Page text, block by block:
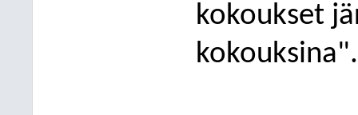
kokoukset
kokouksina".